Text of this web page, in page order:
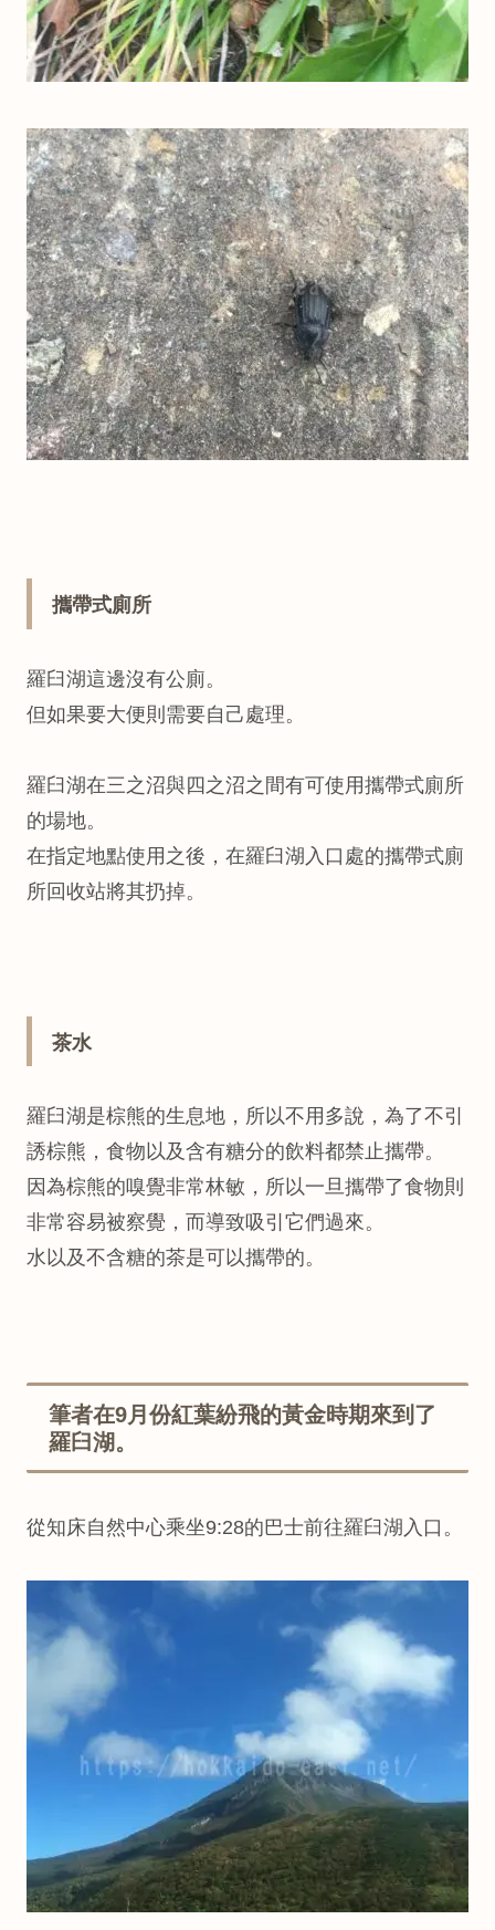
攜帶式廁所
羅臼湖這邊沒有公廁。
但如果要大便則需要自己處理。
羅臼湖在三之沼與四之沼之間有可使用攜帶式廁所
的場地。
在指定地點使用之後，在羅臼湖入口處的攜帶式廁
所回收站將其扔掉。
茶水
羅臼湖是棕熊的生息地，所以不用多說，為了不引
誘棕熊，食物以及含有糖分的飲料都禁止攜帶。
因為棕熊的嗅覺非常林敏，所以一旦攜帶了食物則
非常容易被察覺，而導致吸引它們過來。
水以及不含糖的茶是可以攜帶的。
筆者在9月份紅葉紛飛的黃金時期來到了
羅臼湖。
從知床自然中心乘坐9:28的巴士前往羅臼湖入口。